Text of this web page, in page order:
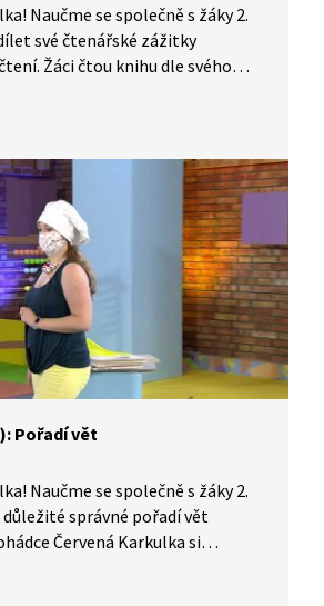
Naučme se společně s žáky 2.
své čtenářské zážitky
Žáci čtou knihu dle svého
diskuze se sdílením
a přemýšlení o postavě.
Pořadí vět
Naučme se společně s žáky 2.
správné pořadí vět
Červená Karkulka si